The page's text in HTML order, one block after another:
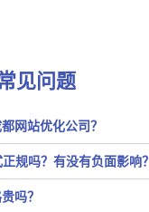
见问题
网站优化公司？
规吗？有没有负面影响？
吗？